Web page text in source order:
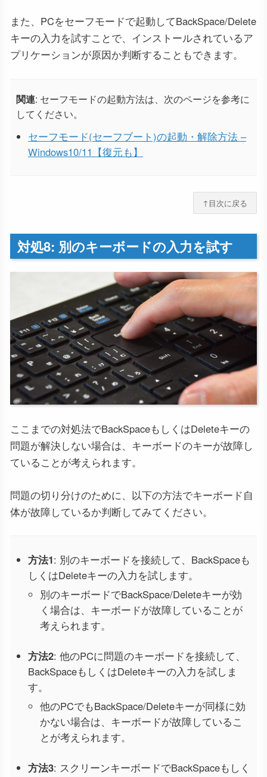
また、PCをセーフモードで起動してBackSpace/Delete
キーの入力を試すことで、インストールされているア
プリケーションが原因か判断することもできます。
関連: セーフモードの起動方法は、次のページを参考に
してください。
セーフモード(セーフブート)の起動・解除方法 –
Windows10/11【復元も】
↑目次に戻る
対処8: 別のキーボードの入力を試す
ここまでの対処法でBackSpaceもしくはDeleteキーの
問題が解決しない場合は、キーボードのキーが故障し
ていることが考えられます。
問題の切り分けのために、以下の方法でキーボード自
体が故障しているか判断してみてください。
方法1: 別のキーボードを接続して、BackSpaceも
しくはDeleteキーの入力を試します。
別のキーボードでBackSpace/Deleteキーが効
く場合は、キーボードが故障していることが
考えられます。
方法2: 他のPCに問題のキーボードを接続して、
BackSpaceもしくはDeleteキーの入力を試しま
す。
他のPCでもBackSpace/Deleteキーが同様に効
かない場合は、キーボードが故障しているこ
とが考えられます。
方法3: スクリーンキーボードでBackSpaceもしく